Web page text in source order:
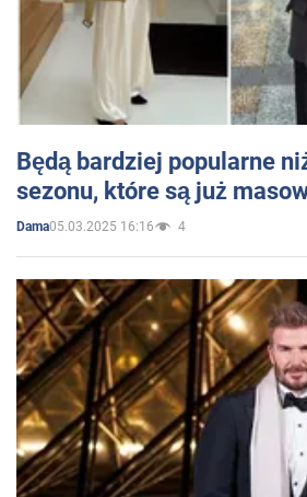
Będą bardziej popularne
sezonu, które są już
Dama05.03.2025 16:16 4